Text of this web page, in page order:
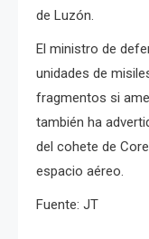
de Luzón.
El ministro de
unidades de
fragmentos si
también ha
del cohete de
espacio aéreo.
Fuente: JT